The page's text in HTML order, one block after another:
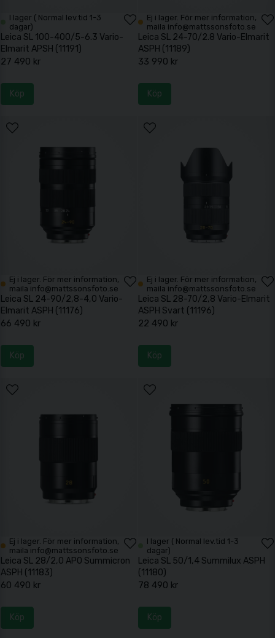
I lager ( Normal lev.tid 1-3
dagar)
Leica SL 100-400/5-6.3 Vario-
Elmarit APSH (11191)
27 490 kr
Köp
Ej i lager. För mer information,
maila info@mattssonsfoto.se
Leica SL 24-70/2.8 Vario-Elmarit
ASPH (11189)
33 990 kr
Köp
Ej i lager. För mer information,
maila info@mattssonsfoto.se
Leica SL 24-90/2,8-4,0 Vario-
Elmarit ASPH (11176)
66 490 kr
Köp
Ej i lager. För mer information,
maila info@mattssonsfoto.se
Leica SL 28-70/2,8 Vario-Elmarit
ASPH Svart (11196)
22 490 kr
Köp
Ej i lager. För mer information,
maila info@mattssonsfoto.se
Leica SL 28/2,0 APO Summicron
ASPH (11183)
60 490 kr
Köp
I lager ( Normal lev.tid 1-3
dagar)
Leica SL 50/1,4 Summilux ASPH
(11180)
78 490 kr
Köp